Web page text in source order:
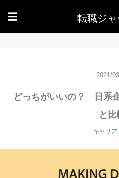
☰ 転職ジ
2021/
どっちがいいの？ 日系
と
キャリア